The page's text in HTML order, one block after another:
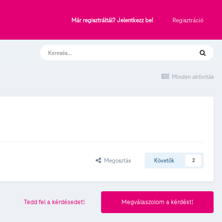
Már regisztráltál? Jelentkezz be! Regisztráció
Minden aktivitás
Megosztás Követők 2
Megválaszolom a kérdést!
Tedd fel a kérdésedet!